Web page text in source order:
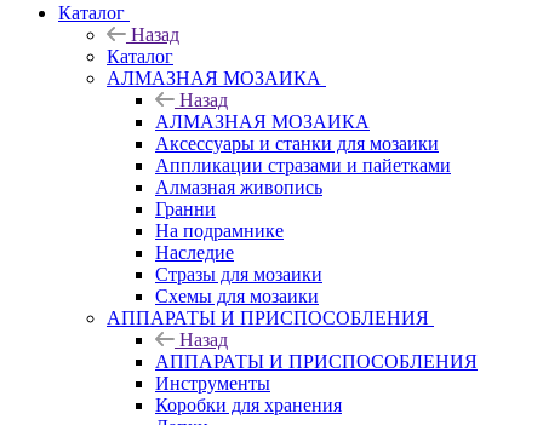
Каталог
Назад
Каталог
АЛМАЗНАЯ МОЗАИКА
Назад
АЛМАЗНАЯ МОЗАИКА
Аксессуары и станки для мозаики
Аппликации стразами и пайетками
Алмазная живопись
Гранни
На подрамнике
Наследие
Стразы для мозаики
Схемы для мозаики
АППАРАТЫ И ПРИСПОСОБЛЕНИЯ
Назад
АППАРАТЫ И ПРИСПОСОБЛЕНИЯ
Инструменты
Коробки для хранения